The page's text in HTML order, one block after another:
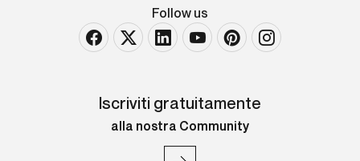
Follow us
Iscriviti gratuitamente
alla nostra Community